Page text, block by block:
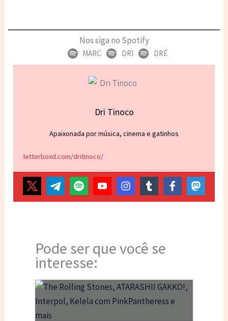
Nos siga no Spotify
MARC DRI DRÉ
Dri Tinoco
Apaixonada por música, cinema e gatinhos
letterboxd.com/dritinoco/
Pode ser que você se
interesse: